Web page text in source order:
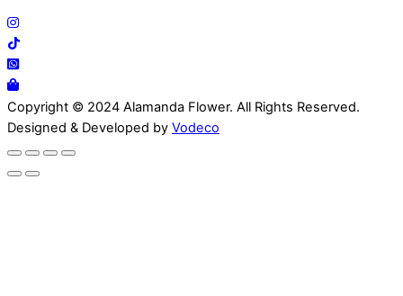
Copyright © 2024 Alamanda Flower. All Rights Reserved.
Designed & Developed by Vodeco